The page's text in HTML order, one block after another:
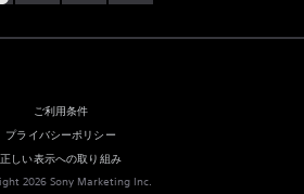
ご利用条件
プライバシーポリシー
正しい表示への取り組み
2026 Sony Marketing Inc.